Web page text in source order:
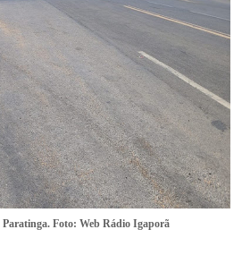
Paratinga. Foto: Web Rádio Igaporã